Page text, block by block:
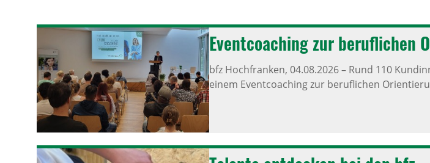
Event­coa­ching zur beruf­li­chen
bfz Hochfranken, 04.08.2026–Rund 110
einem Eventcoaching zur beruflichen